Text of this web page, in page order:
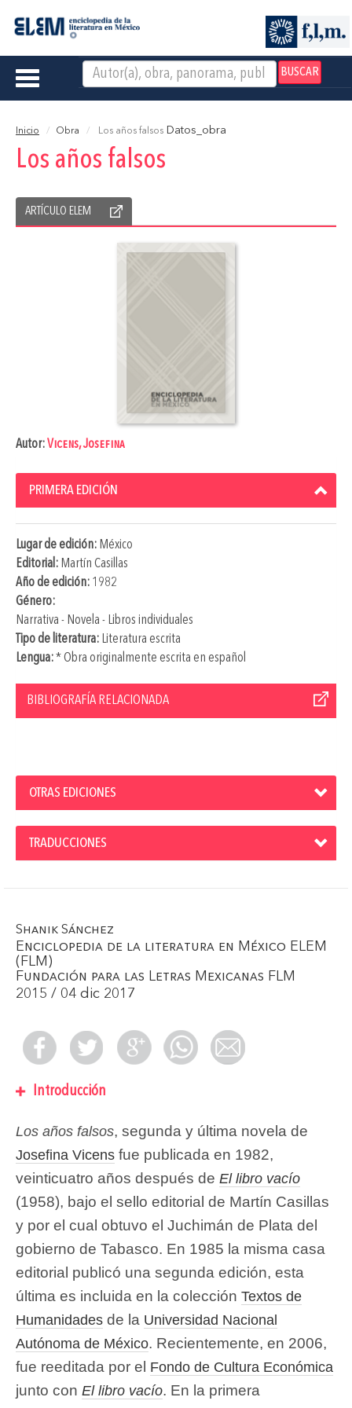
BUSCAR
Toggle
Inicio Obra Los años falsos Datos_obra
Los años falsos
ARTÍCULO ELEM
Autor:Vicens, Josefina
PRIMERA EDICIÓN
Lugar de edición: México
Editorial: Martín Casillas
Año de edición: 1982
Género:
Narrativa - Novela - Libros individuales
Tipo de literatura: Literatura escrita
Lengua:* Obra originalmente escrita en español
BIBLIOGRAFÍA RELACIONADA
OTRAS EDICIONES
TRADUCCIONES
Shanik Sánchez
Enciclopedia de la literatura en México ELEM
(FLM)
Fundación para las Letras Mexicanas FLM
2015 / 04 dic 2017
Introducción
Los años falsos, segunda y última novela de
Josefina Vicens fue publicada en 1982,
veinticuatro años después de El libro vacío
(1958), bajo el sello editorial de Martín Casillas
y por el cual obtuvo el Juchimán de Plata del
gobierno de Tabasco. En 1985 la misma casa
editorial publicó una segunda edición, esta
última es incluida en la colección Textos de
Humanidades de la Universidad Nacional
Autónoma de México. Recientemente, en 2006,
fue reeditada por el Fondo de Cultura Económica
junto con El libro vacío. En la primera